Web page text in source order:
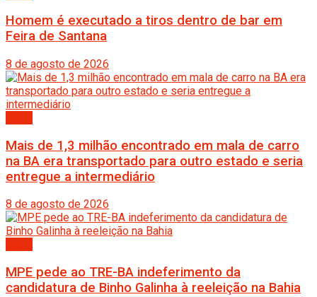
Homem é executado a tiros dentro de bar em
Feira de Santana
8 de agosto de 2026
Mais de 1,3 milhão encontrado em mala de carro
na BA era transportado para outro estado e seria
entregue a intermediário
8 de agosto de 2026
MPE pede ao TRE-BA indeferimento da
candidatura de Binho Galinha à reeleição na Bahia